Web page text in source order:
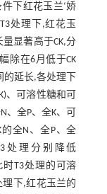
下红花玉兰‘娇
处理下,红花玉
显著高于CK,分
除在6月低于CK
的延长,各处理下
、可溶性糖和可
全P、全K、可
全N、全P、全
处理分别降低
时T3处理的可溶
理下,红花玉兰的